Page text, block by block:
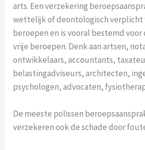
arts. Een verzekering
wettelijk of deontologisch verplicht
beroepen en is vooral bestemd
vrije beroepen. Denk aan artsen,
ontwikkelaars, accountants,
belastingadviseurs, architecten,
psychologen, advocaten,
De meeste polissen
verzekeren ook de schade door